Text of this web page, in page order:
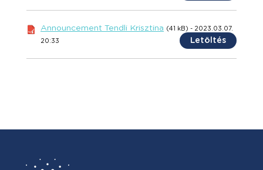
Announcement Tendli Krisztina (41 kB) - 2023.03.07.
20:33 Letöltés